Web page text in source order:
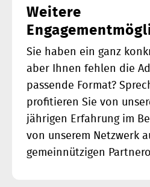
Weitere
Sie haben ein ganz
aber Ihnen fehlen die
passende Format?
profitieren Sie von
jährigen Erfahrung im
von unserem Netzwerk
gemeinnützigen